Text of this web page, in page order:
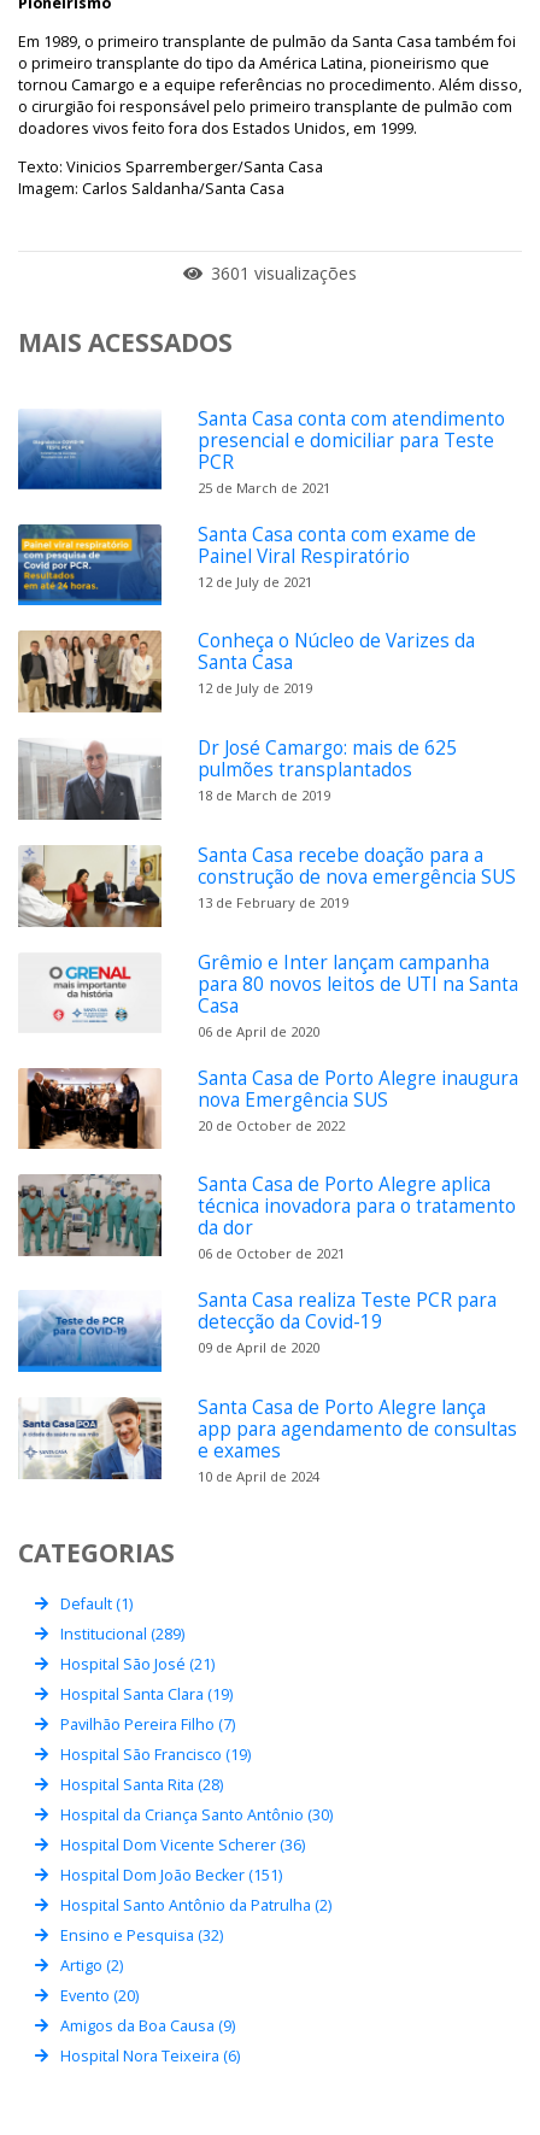
Em 1989, o primeiro transplante de pulmão da Santa Casa também foi
o primeiro transplante do tipo da América Latina, pioneirismo que
tornou Camargo e a equipe referências no procedimento. Além disso,
o cirurgião foi responsável pelo primeiro transplante de pulmão com
doadores vivos feito fora dos Estados Unidos, em 1999.
Texto: Vinicios Sparremberger/Santa Casa
Imagem: Carlos Saldanha/Santa Casa
3601 visualizações
MAIS ACESSADOS
Santa Casa conta com atendimento
presencial e domiciliar para Teste
PCR
25 de March de 2021
Santa Casa conta com exame de
Painel Viral Respiratório
12 de July de 2021
Conheça o Núcleo de Varizes da
Santa Casa
12 de July de 2019
Dr José Camargo: mais de 625
pulmões transplantados
18 de March de 2019
Santa Casa recebe doação para a
construção de nova emergência SUS
13 de February de 2019
Grêmio e Inter lançam campanha
para 80 novos leitos de UTI na Santa
Casa
06 de April de 2020
Santa Casa de Porto Alegre inaugura
nova Emergência SUS
20 de October de 2022
Santa Casa de Porto Alegre aplica
técnica inovadora para o tratamento
da dor
06 de October de 2021
Santa Casa realiza Teste PCR para
detecção da Covid-19
09 de April de 2020
Santa Casa de Porto Alegre lança
app para agendamento de consultas
e exames
10 de April de 2024
CATEGORIAS
Default (1)
Institucional (289)
Hospital São José (21)
Hospital Santa Clara (19)
Pavilhão Pereira Filho (7)
Hospital São Francisco (19)
Hospital Santa Rita (28)
Hospital da Criança Santo Antônio (30)
Hospital Dom Vicente Scherer (36)
Hospital Dom João Becker (151)
Hospital Santo Antônio da Patrulha (2)
Ensino e Pesquisa (32)
Artigo (2)
Evento (20)
Amigos da Boa Causa (9)
Hospital Nora Teixeira (6)